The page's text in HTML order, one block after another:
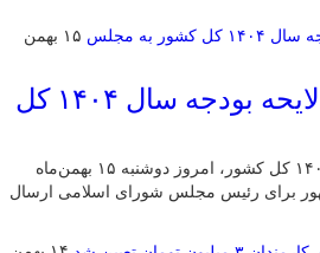
۱۵ بهمن
ارسال بخش دوم لایحه بودجه سال ۱۴۰۴ کل
بخش دوم لايحه بودجه سال ۱۴۰۴ كل كشور، امروز دوشنبه ۱۵ بهمن‌ماه
برای رئيس مجلس شورای اسلامی ارسال